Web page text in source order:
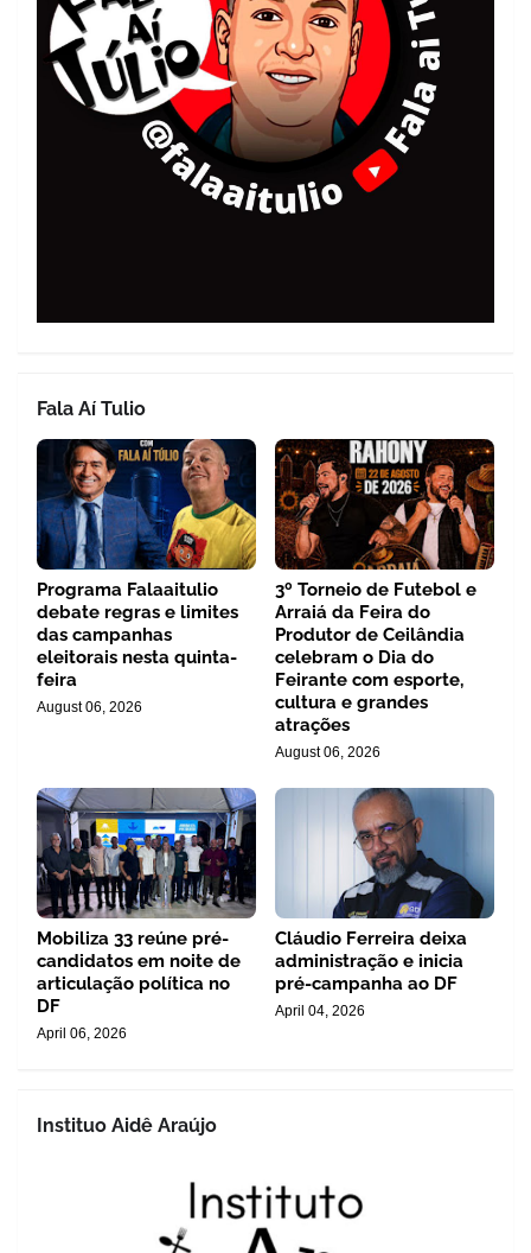
Fala Aí Tulio
Programa Falaaitulio
debate regras e limites
das campanhas
eleitorais nesta quinta-
feira
August 06, 2026
3º Torneio de Futebol e
Arraiá da Feira do
Produtor de Ceilândia
celebram o Dia do
Feirante com esporte,
cultura e grandes
atrações
August 06, 2026
Mobiliza 33 reúne pré-
candidatos em noite de
articulação política no
DF
April 06, 2026
Cláudio Ferreira deixa
administração e inicia
pré-campanha ao DF
April 04, 2026
Instituo Aidê Araújo